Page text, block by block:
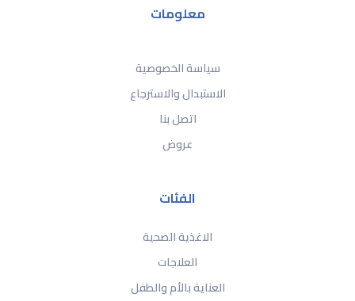
معلومات
سياسة الخصوصية
الاستبدال والاسترجاع
اتصل بنا
عروض
الفئات
الاغذية الصحية
العلاجات
العناية بالأم والطفل